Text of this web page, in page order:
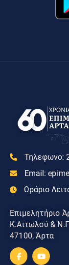
Τηλεφωνο:
Email:
Ωράριο
Επιμελητήριο
Κ.Αιτωλού &
47100, Άρτα